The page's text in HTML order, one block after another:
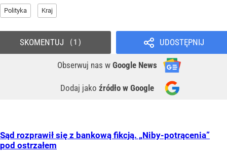
Polityka Kraj
UDOSTĘPNIJ
Obserwuj nas w Google News
Dodaj jako źródło w Google
SKOMENTUJ 1
Sąd rozprawił się z bankową fikcją. „Niby-potrącenia”
pod ostrzałem